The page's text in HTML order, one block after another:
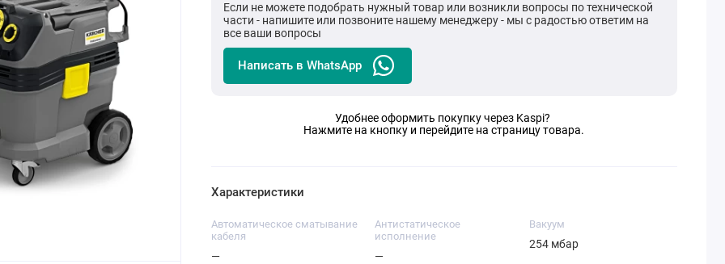
Если не можете подобрать нужный товар или возникли вопросы по технической
части - напишите или позвоните нашему менеджеру - мы с радостью ответим на
все ваши вопросы
Написать в WhatsApp
Удобнее оформить покупку через Kaspi?
Нажмите на кнопку и перейдите на страницу товара.
Характеристики
Автоматическое сматывание
кабеля
—
Антистатическое
исполнение
—
Вакуум
254 мбар